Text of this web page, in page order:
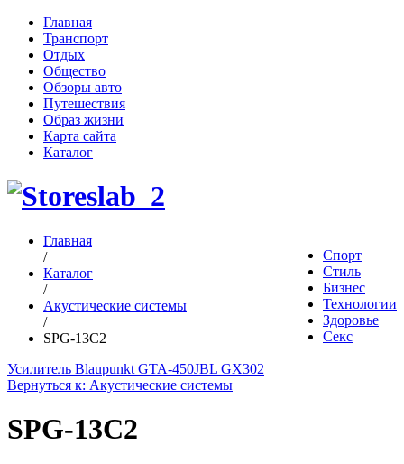
Главная
Транспорт
Отдых
Общество
Обзоры авто
Путешествия
Образ жизни
Карта сайта
Каталог
Спорт
Стиль
Бизнес
Технологии
Здоровье
Секс
Главная
/
Каталог
/
Акустические системы
/
SPG-13C2
Усилитель Blaupunkt GTA-450JBL GX302
Вернуться к: Акустические системы
SPG-13C2